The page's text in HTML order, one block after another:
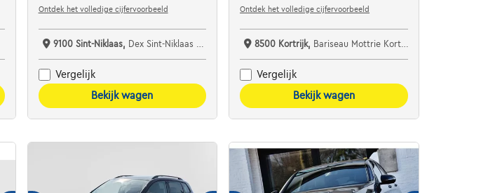
Ontdek het volledige cijfervoorbeeld
9100 Sint-Niklaas, Dex Sint-Niklaas De Autospecialist bv
Vergelijk
Bekijk wagen
Ontdek het volledige cijfervoorbeeld
8500 Kortrijk, Bariseau Mottrie Kortrijk
Vergelijk
Bekijk wagen